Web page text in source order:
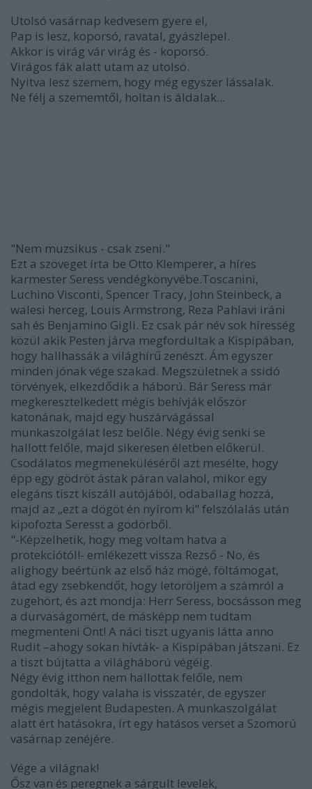
Utolsó vasárnap kedvesem gyere el,
Pap is lesz, koporsó, ravatal, gyászlepel.
Akkor is virág vár virág és - koporsó.
Virágos fák alatt utam az utolsó.
Nyitva lesz szemem, hogy még egyszer lássalak.
Ne félj a szememtől, holtan is áldalak...
"Nem muzsikus - csak zseni."
Ezt a szöveget írta be Otto Klemperer, a híres
karmester Seress vendégkönyvébe.Toscanini,
Luchino Visconti, Spencer Tracy, John Steinbeck, a
walesi herceg, Louis Armstrong, Reza Pahlavi iráni
sah és Benjamino Gigli. Ez csak pár név sok híresség
közül akik Pesten járva megfordultak a Kispipában,
hogy hallhassák a világhírű zenészt. Ám egyszer
minden jónak vége szakad. Megszületnek a ssidó
törvények, elkezdődik a háború. Bár Seress már
megkeresztelkedett mégis behívják először
katonának, majd egy huszárvágással
munkaszolgálat lesz belőle. Négy évig senki se
hallott felőle, majd sikeresen életben előkerül.
Csodálatos megmeneküléséről azt mesélte, hogy
épp egy gödröt ástak páran valahol, mikor egy
elegáns tiszt kiszáll autójából, odaballag hozzá,
majd az „ezt a dögöt én nyírom ki” felszólalás után
kipofozta Seresst a gödörből.
"-Képzelhetik, hogy meg voltam hatva a
protekciótól!- emlékezett vissza Rezső - No, és
alighogy beértünk az első ház mögé, föltámogat,
átad egy zsebkendőt, hogy letöröljem a számról a
zugehört, és azt mondja: Herr Seress, bocsásson meg
a durvaságomért, de másképp nem tudtam
megmenteni Önt! A náci tiszt ugyanis látta anno
Rudit –ahogy sokan hívták- a Kispipában játszani. Ez
a tiszt bújtatta a világháború végéig.
Négy évig itthon nem hallottak felőle, nem
gondolták, hogy valaha is visszatér, de egyszer
mégis megjelent Budapesten. A munkaszolgálat
alatt ért hatásokra, írt egy hatásos verset a Szomorú
vasárnap zenéjére.
Vége a világnak!
Ősz van és peregnek a sárgult levelek,